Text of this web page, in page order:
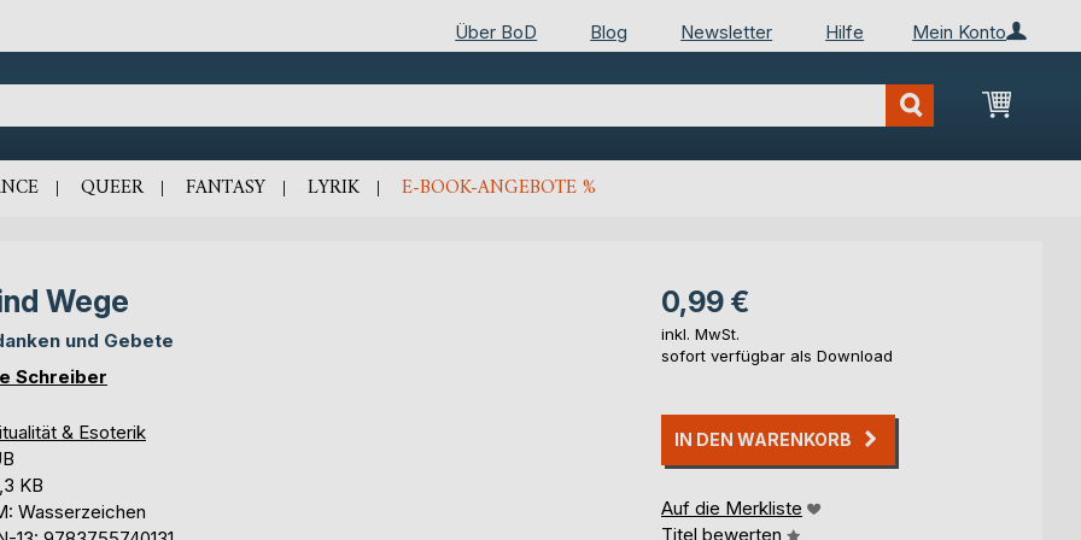
Mein Konto
Über BoD Blog Newsletter Hilfe
Mein
QUEER FANTASY LYRIK E-BOOK-ANGEBOTE %
Wege
und Gebete
Schreiber
& Esoterik
KB
Wasserzeichen
0,99 €
inkl. MwSt.
sofort verfügbar als Download
IN DEN WARENKORB
Auf die Merkliste
Titel bewerten